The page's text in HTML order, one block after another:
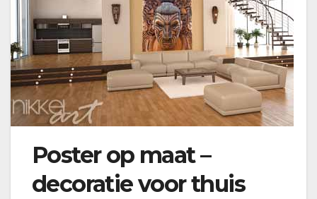
Poster op maat –
decoratie voor thuis